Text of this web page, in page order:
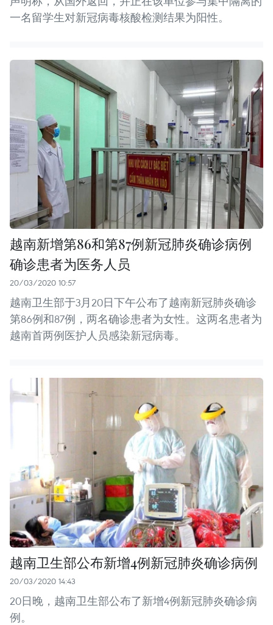
一名留学生对新冠病毒核酸检测结果为阳性。
越南新增第86和第87例新冠肺炎确诊病例
确诊患者为医务人员
20/03/2020 10:57
越南卫生部于3月20日下午公布了越南新冠肺炎确诊
第86例和87例，两名确诊患者为女性。这两名患者为
越南首两例医护人员感染新冠病毒。
越南卫生部公布新增4例新冠肺炎确诊病例
20/03/2020 14:43
20日晚，越南卫生部公布了新增4例新冠肺炎确诊病
例。